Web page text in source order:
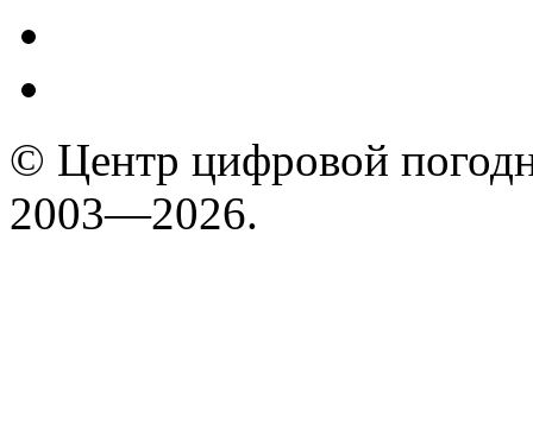
© Центр цифровой
2003—2026.